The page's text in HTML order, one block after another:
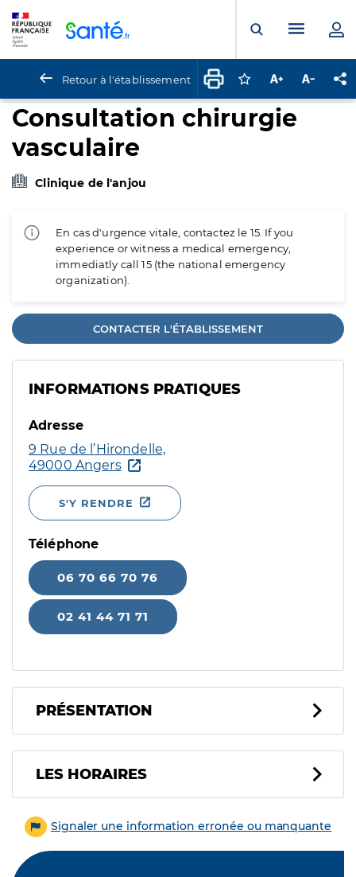
Ouvrir laMenu
Retour à l'établissement Connectez-vous
Augmenter la
Consultation chirurgie
vasculaire
Clinique de l'anjou
En cas d'urgence vitale, contactez le 15. If you
experience or witness a medical emergency,
immediatly call 15 (the national emergency
organization).
CONTACTER L'ÉTABLISSEMENT
INFORMATIONS PRATIQUES
Adresse
9 Rue de l’Hirondelle,
49000 Angers
S'Y RENDRE
Téléphone
06 70 66 70 76
02 41 44 71 71
PRÉSENTATION
LES HORAIRES
Signaler une information erronée ou manquante